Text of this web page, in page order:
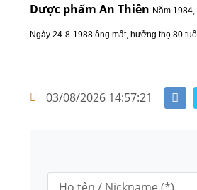
Dược phẩm An Thiên Năm
Ngày 24-8-1988 ông mất, hưởng thọ 80
03/08/2026 14:57:21